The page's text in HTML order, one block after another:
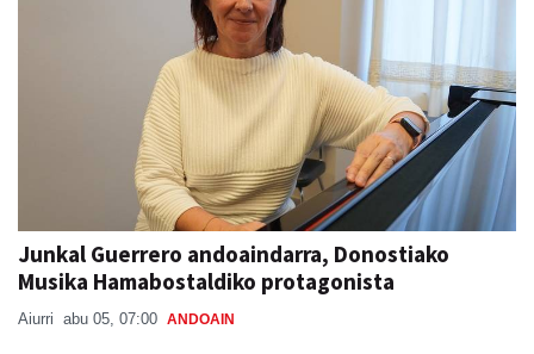
Junkal Guerrero andoaindarra, Donostiako
Musika Hamabostaldiko protagonista
Aiurri abu 05, 07:00 ANDOAIN